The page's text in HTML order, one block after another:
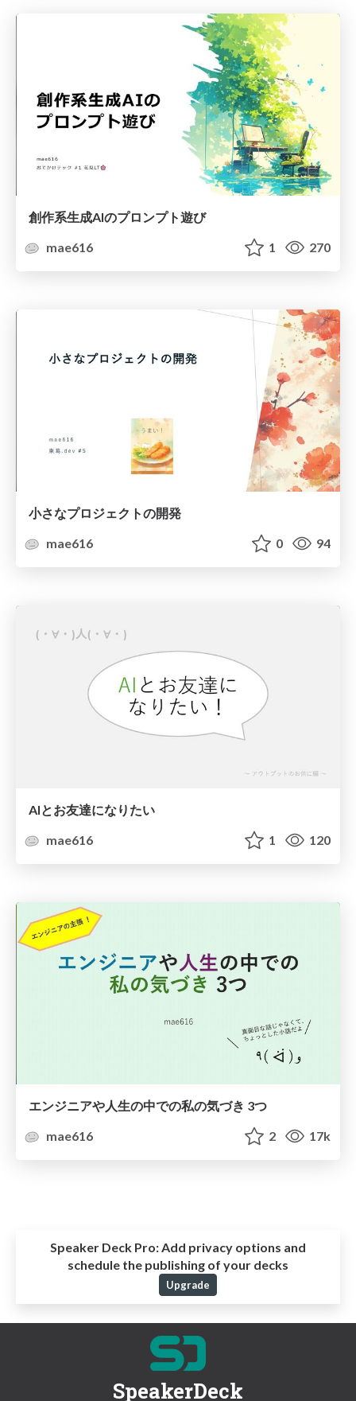
創作系生成AIのプロンプト遊び
mae616
1 270
小さなプロジェクトの開発
mae616
0 94
AIとお友達になりたい
mae616
1 120
エンジニアや人生の中での私の気づき 3つ
mae616
2 17k
Speaker Deck Pro: Add privacy options and
schedule the publishing of your decks
Upgrade
SpeakerDeck